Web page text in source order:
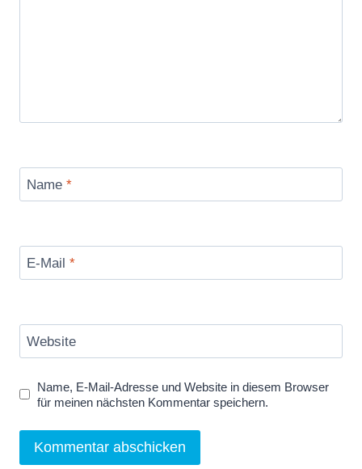
Name *
E-Mail *
Website
Name, E-Mail-Adresse und Website in diesem Browser
für meinen nächsten Kommentar speichern.